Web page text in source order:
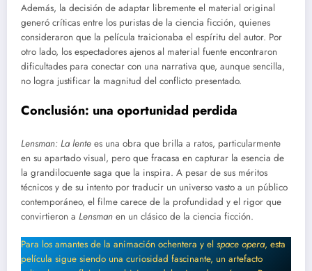
Además, la decisión de adaptar libremente el material original
generó críticas entre los puristas de la ciencia ficción, quienes
consideraron que la película traicionaba el espíritu del autor. Por
otro lado, los espectadores ajenos al material fuente encontraron
dificultades para conectar con una narrativa que, aunque sencilla,
no logra justificar la magnitud del conflicto presentado.
Conclusión: una oportunidad perdida
Lensman: La lente es una obra que brilla a ratos, particularmente
en su apartado visual, pero que fracasa en capturar la esencia de
la grandilocuente saga que la inspira. A pesar de sus méritos
técnicos y de su intento por traducir un universo vasto a un público
contemporáneo, el filme carece de la profundidad y el rigor que
convirtieron a Lensman en un clásico de la ciencia ficción.
Para los amantes de la animación ochentera y el space opera, esta
película sigue siendo una curiosidad fascinante, un artefacto